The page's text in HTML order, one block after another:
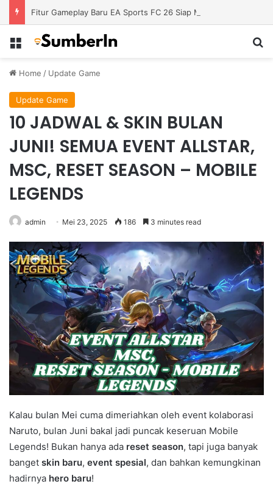
Menu
Home / Update Game
Update Game
10 JADWAL & SKIN BULAN
JUNI! SEMUA EVENT ALLSTAR,
MSC, RESET SEASON – MOBILE
LEGENDS
admin Mei 23, 2025 186 3 minutes read
Kalau bulan Mei cuma dimeriahkan oleh event kolaborasi
Naruto, bulan Juni bakal jadi puncak keseruan Mobile
Legends! Bukan hanya ada reset season, tapi juga banyak
banget skin baru, event spesial, dan bahkan kemungkinan
hadirnya hero baru!